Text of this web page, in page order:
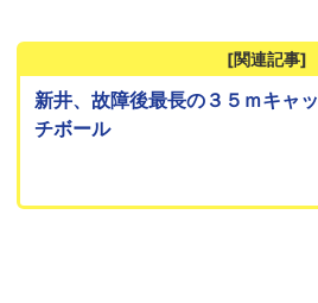
[関連記事]
新井、故障後最長の３５ｍキャッ
チボール